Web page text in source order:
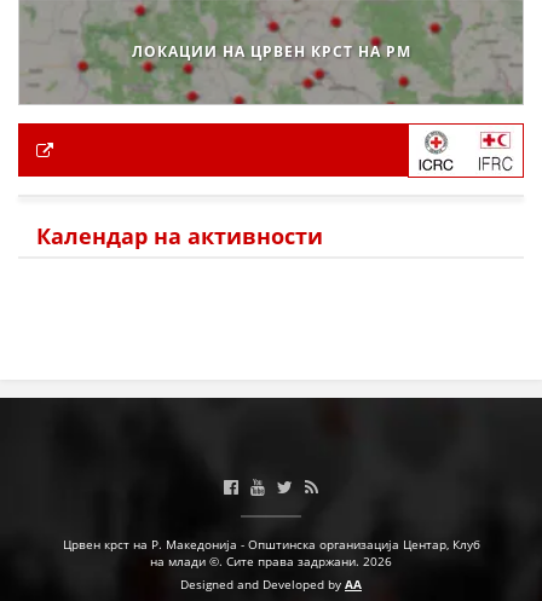
ЛОКАЦИИ НА ЦРВЕН КРСТ НА РМ
Календар на активности
Црвен крст на Р. Македонија - Општинска организација Центар, Клуб
на млади ©. Сите права задржани. 2026
Designed and Developed by AA